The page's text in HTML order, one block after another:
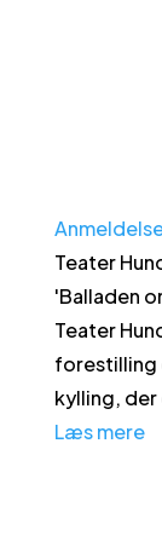
Teater
'Balladen
Teater
forestilling
kylling,
Læs mere